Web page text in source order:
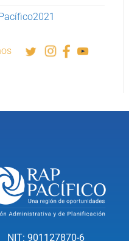
NIT: 901127870-6